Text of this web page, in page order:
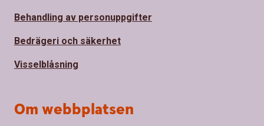
Behandling av personuppgifter
Bedrägeri och säkerhet
Visselblåsning
Om webbplatsen